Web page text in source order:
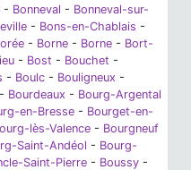
- Bonneval - Bonneval-sur-
- Bons-en-Chablais -
- Borne - Borne - Bort-
- Bost - Bouchet -
- Boulc - Bouligneux -
- Bourdeaux - Bourg-Argental
en-Bresse - Bourget-en-
lès-Valence - Bourgneuf
Saint-Andéol - Bourg-
Saint-Pierre - Boussy -